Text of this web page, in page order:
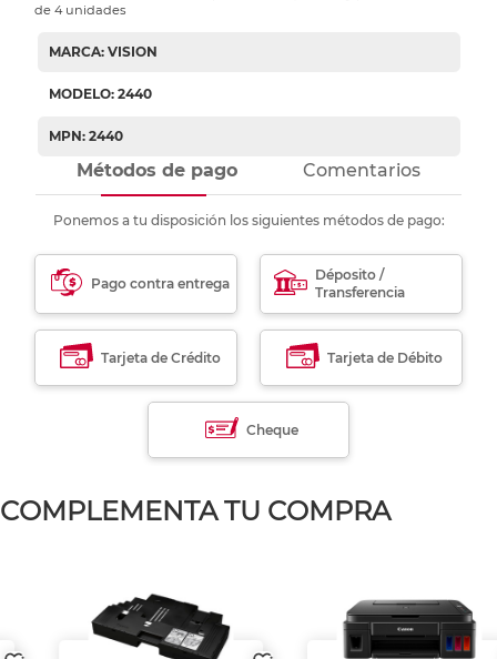
de 4 unidades
MARCA: VISION
MODELO: 2440
MPN: 2440
Métodos de pago Comentarios
Ponemos a tu disposición los siguientes métodos de pago:
Pago contra entrega
Déposito /
Transferencia
Tarjeta de Crédito Tarjeta de Débito
Cheque
COMPLEMENTA TU COMPRA